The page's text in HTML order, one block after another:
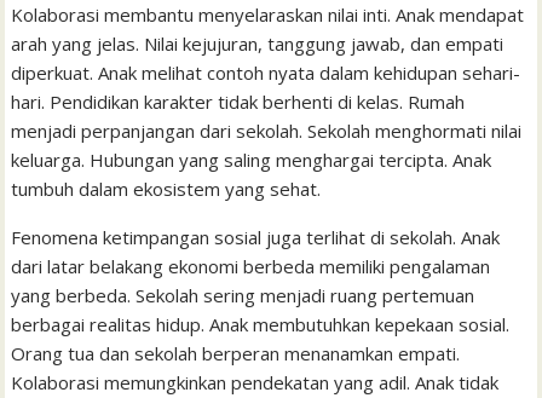
Kolaborasi membantu menyelaraskan nilai inti. Anak mendapat
arah yang jelas. Nilai kejujuran, tanggung jawab, dan empati
diperkuat. Anak melihat contoh nyata dalam kehidupan sehari-
hari. Pendidikan karakter tidak berhenti di kelas. Rumah
menjadi perpanjangan dari sekolah. Sekolah menghormati nilai
keluarga. Hubungan yang saling menghargai tercipta. Anak
tumbuh dalam ekosistem yang sehat.
Fenomena ketimpangan sosial juga terlihat di sekolah. Anak
dari latar belakang ekonomi berbeda memiliki pengalaman
yang berbeda. Sekolah sering menjadi ruang pertemuan
berbagai realitas hidup. Anak membutuhkan kepekaan sosial.
Orang tua dan sekolah berperan menanamkan empati.
Kolaborasi memungkinkan pendekatan yang adil. Anak tidak